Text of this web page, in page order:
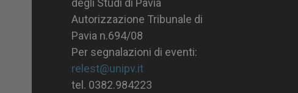
degli Studi di Pavia
Autorizzazione Tribunale di
Pavia n.694/08
Per segnalazioni di eventi:
relest@unipv.it
tel. 0382.984223